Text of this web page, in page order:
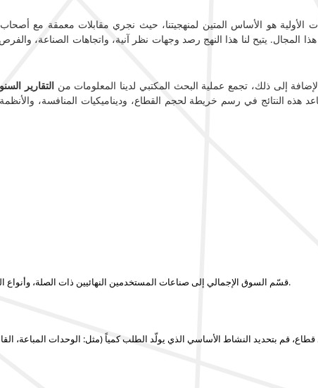
الأولية هو الأساس المتين لمنهجيتنا، حيث نجري مقابلات معمقة مع
المجال. يتيح لنا هذا النهج رصد وجهات نظر آنية، واتجاهات الصناعة،
إلى ذلك، تجمع عملية البحث المكتبي لدينا المعلومات من التقارير
هذه النتائج في رسم خريطة لحجم القطاع، وديناميكيات المنافسة،
قسّم السوق الإجمالي إلى صناعات المستخدمين النهائيين ذات الصلة، وأنواع العملاء، والتطبيقات، أو فئات المنتجات التي تدفع الاستهلاك فعليًا.